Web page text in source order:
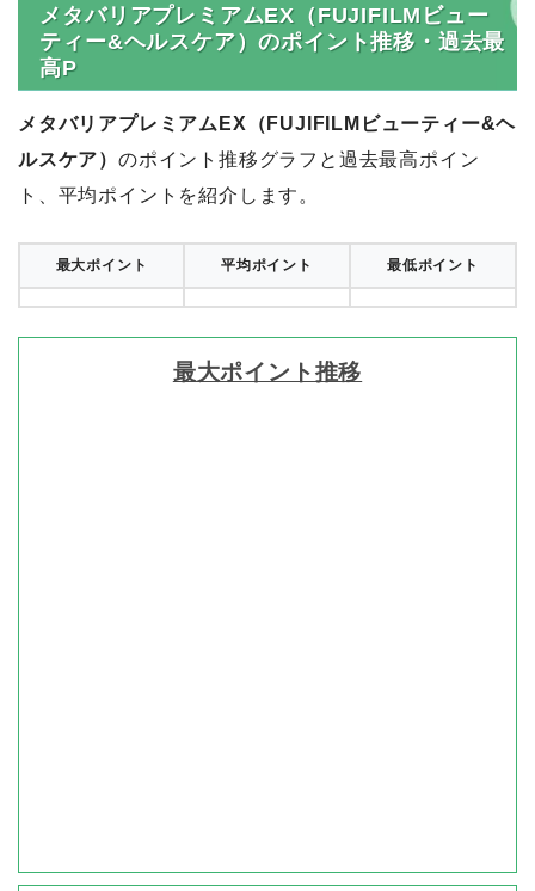
メタバリアプレミアムEX（FUJIFILMビュー
ティー&ヘルスケア）のポイント推移・過去最
高P
メタバリアプレミアムEX（FUJIFILMビューティー&ヘ
ルスケア） のポイント推移グラフと過去最高ポイン
ト、平均ポイントを紹介します。
最大ポイント 平均ポイント 最低ポイント
最大ポイント推移